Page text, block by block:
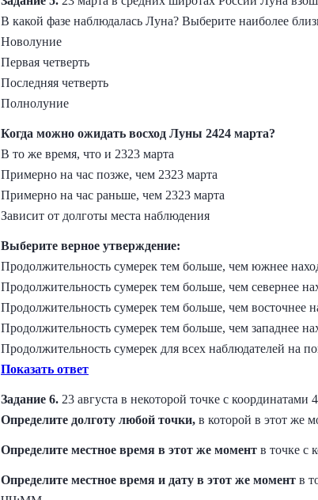
В какой фазе наблюдалась Луна? Выберите наиболее
Новолуние
Первая четверть
Последняя четверть
Полнолуние
Когда можно ожидать восход Луны 2424 марта?
В то же время, что и 2323 марта
Примерно на час позже, чем 2323 марта
Примерно на час раньше, чем 2323 марта
Зависит от долготы места наблюдения
Выберите верное утверждение:
Продолжительность сумерек тем больше, чем южнее
Продолжительность сумерек тем больше, чем севернее
Продолжительность сумерек тем больше, чем восточнее
Продолжительность сумерек тем больше, чем западнее
Продолжительность сумерек для всех наблюдателей на
Показать ответ
Задание 6. 23 августа в некоторой точке с
Определите долготу любой точки, в которой в этот же
Определите местное время в этот же момент в точке с
Определите местное время и дату в этот же момент в